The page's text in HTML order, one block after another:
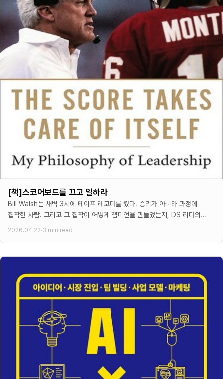
[책]스코어보드를 끄고 일하라
Bill Walsh는 새벽 3시에 테이프 레코더를 켰다. 승리가 아니라 과정에
집착한 사람. 그리고 그 집착이 어떻게 챔피언을 만들었는지, DS 리더의
2026.04.22·3 min read